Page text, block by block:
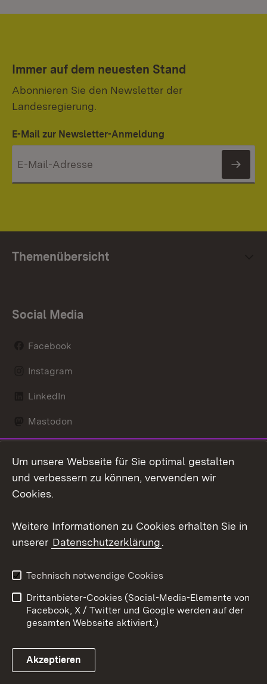
Immer auf dem neuesten Stand
Abonnieren Sie den Newsletter der
Landesregierung.
E-Mail zur Newsletter-Anmeldung
Themenübersicht
Social Media
Facebook
Instagram
LinkedIn
Mastodon
X / Twitter
Youtube
Link zum Landesportal
Kontakt
Datenschutz
Barrierefreiheit
Impressum Cookies
Um unsere Webseite für Sie optimal gestalten
und verbessern zu können, verwenden wir
Cookies.
Weitere Informationen zu Cookies erhalten Sie in
unserer Datenschutzerklärung.
Technisch notwendige Cookies
Drittanbieter-Cookies (Social-Media-Elemente von
Facebook, X / Twitter und Google werden auf der
gesamten Webseite aktiviert.)
Akzeptieren